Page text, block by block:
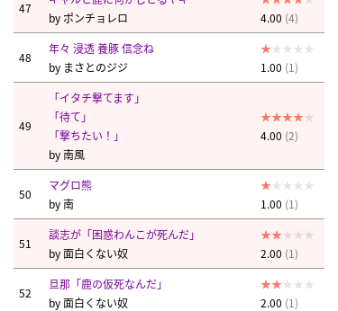
47
by ポンチョレロ 4.00 (4)
48
年々 浸透 養豚 信念ね
by まさとのジジ 1.00 (1)
49
「イタチ撃てます」
「待て」
「撃ちたい！」
by南風
4.00 (2)
50
マグロ熊
by南 1.00 (1)
51
談志が「困惑わんこが死んだ」
by面白くない奴 2.00 (1)
52
旦那「鹿の仮死なんだ」
by面白くない奴 2.00 (1)